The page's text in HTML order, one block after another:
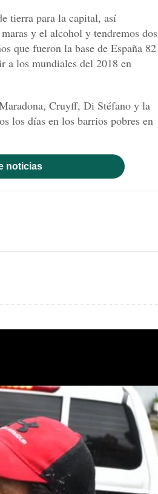
tierra para la capital, así
y el alcohol y tendremos dos
que fueron la base de España 82
a los mundiales del 2018 en
Cruyff, Di Stéfano y la
los días en los barrios pobres en
noticias